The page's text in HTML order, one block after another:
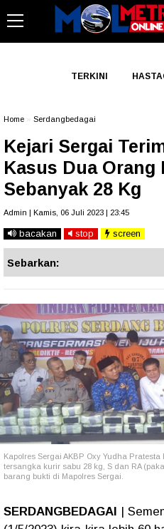
TERKINI
Home Serdangbedagai
Kejari Sergai
Kasus Dua Orang
Sebanyak 28 Kg
Admin | Kamis, 06 Juli 2023 | 23:45
bacakan stop screen
Sebarkan:
Kapolres Sergai AKBP Oxy Yudha
tersangka kurir sabu 28 kg, S dan RA
barang bukti di Mapolres Sergai.
SERDANGBEDAGAI |